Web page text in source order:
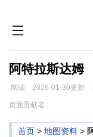
阿特拉斯达姆
阅读 2026-01-30更新
跳
导
跳
搜
页面贡献者 :
首页 > 地图资料 >